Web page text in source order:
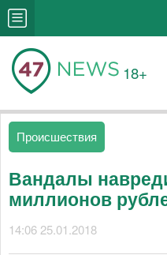
18+
Происшествия
Вандалы
миллионов
14:06 25.01.2018